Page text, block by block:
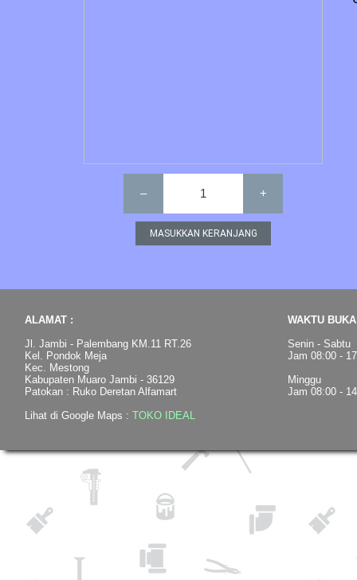
– 1 +
ALAMAT :
Jl. Jambi - Palembang KM.11 RT.26
Kel. Pondok Meja
Kec. Mestong
Kabupaten Muaro Jambi - 36129
Patokan : Ruko Deretan Alfamart
Lihat di Google Maps : TOKO IDEAL
WAKTU
Senin - Sabtu
Jam 08:00 -
Minggu
Jam 08:00 -